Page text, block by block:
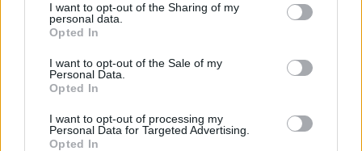
I want to opt-out of the Sharing of my
personal data.
Opted In
I want to opt-out of the Sale of my
Personal Data.
Opted In
I want to opt-out of processing my
Personal Data for Targeted Advertising.
Opted In
fiatalok kedvéért. Tehát ez egy divat volt
és ennek Petőfi lelkes híve volt. Az előző
nemzedék még másfajta ételeket evett.